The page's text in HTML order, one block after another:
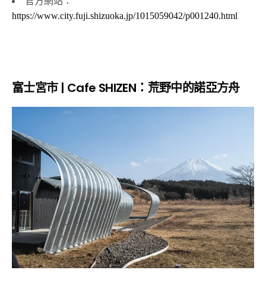
https://www.city.fuji.shizuoka.jp/1015059042/p001240.html
富士宮市 | Cafe SHIZEN：荒野中的諾亞方舟